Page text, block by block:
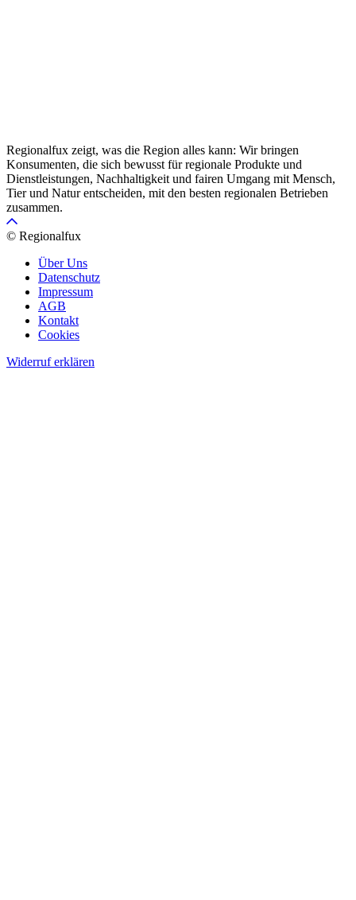
Regionalfux zeigt, was die Region alles kann: Wir bringen
Konsumenten, die sich bewusst für regionale Produkte und
Dienstleistungen, Nachhaltigkeit und fairen Umgang mit Mensch,
Tier und Natur entscheiden, mit den besten regionalen Betrieben
zusammen.
© Regionalfux
Über Uns
Datenschutz
Impressum
AGB
Kontakt
Cookies
Widerruf erklären